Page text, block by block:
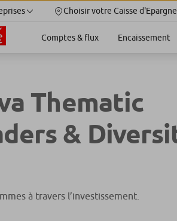
Choisir votre Caisse d'Epargne
Comptes & flux Encaissement
Thematic
&
à travers l’investissement.